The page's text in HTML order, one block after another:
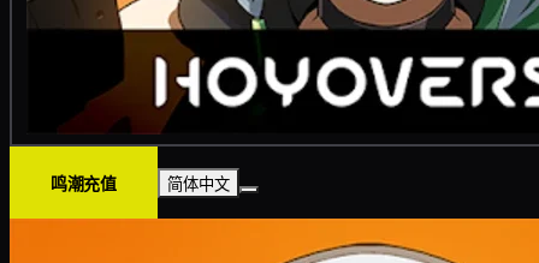
鸣潮充值 简体中文